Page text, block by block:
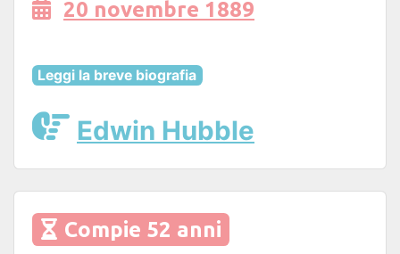
20 novembre 1889
Leggi la breve biografia
Edwin Hubble
Compie 52 anni